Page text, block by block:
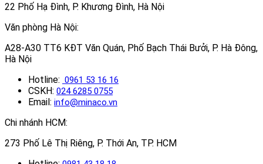
22 Phố Hạ Đình, P. Khương Đình, Hà Nội
Văn phòng Hà Nội:
A28-A30 TT6 KĐT Văn Quán, Phố Bạch Thái Bưởi, P. Hà Đông,
Hà Nội
Hotline: 0961 53 16 16
CSKH: 024 6285 0755
Email: info@minaco.vn
Chi nhánh HCM:
273 Phố Lê Thị Riêng, P. Thới An, TP. HCM